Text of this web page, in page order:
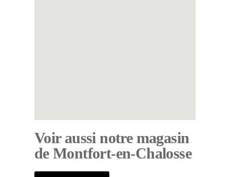
Voir aussi notre magasin
de Montfort-en-Chalosse